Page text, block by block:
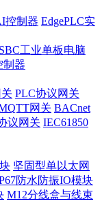
控制器 EdgePLC实
SBC工业单板电脑
制器
PLC协议网关
网关 BACnet
议网关 IEC61850
坚固型单以太网
防水防振IO模块
M12分线盒与线束